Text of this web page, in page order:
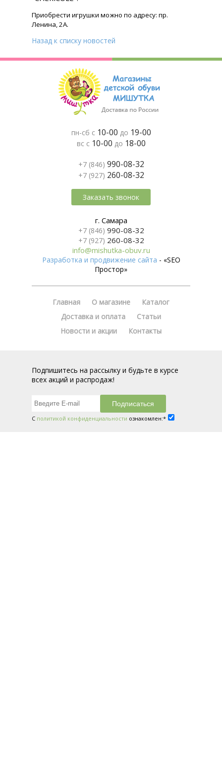
Приобрести игрушки можно по адресу: пр.
Ленина, 2А.
Назад к списку новостей
пн-сб с 10-00 до 19-00
вс с 10-00 до 18-00
+7 (846) 990-08-32
+7 (927) 260-08-32
Заказать звонок
г. Самара
+7 (846) 990-08-32
+7 (927) 260-08-32
info@mishutka-obuv.ru
Разработка и продвижение сайта - «SEO
Простор»
Главная О магазине
Каталог
Доставка и оплата
Статьи
Новости и акции
Контакты
Подпишитесь на рассылку и будьте в курсе
всех акций и распродаж!
С политикой конфиденциальности ознакомлен:*